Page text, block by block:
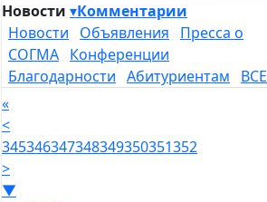
Новости ▾Комментарии
Новости
Объявления
Пресса о
СОГМА Конференции
Благодарности Абитуриентам
ВСЕ
«
<
345346347348349350351352
>
▼